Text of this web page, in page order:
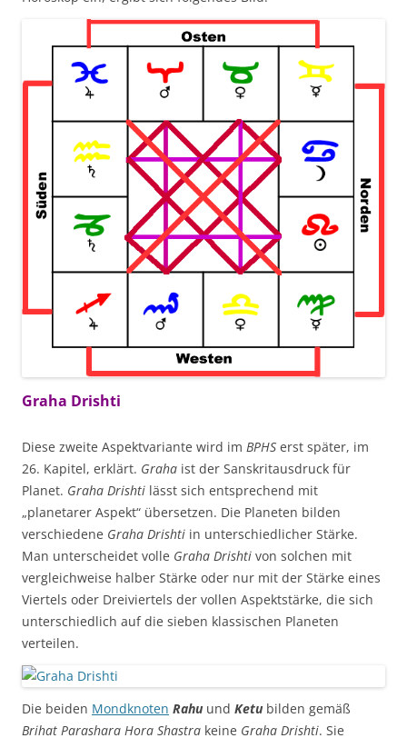
Graha Drishti
Diese zweite Aspektvariante wird im BPHS erst später, im
26. Kapitel, erklärt. Graha ist der Sanskritausdruck für
Planet. Graha Drishti lässt sich entsprechend mit
„planetarer Aspekt“ übersetzen. Die Planeten bilden
verschiedene Graha Drishti in unterschiedlicher Stärke.
Man unterscheidet volle Graha Drishti von solchen mit
vergleichweise halber Stärke oder nur mit der Stärke eines
Viertels oder Dreiviertels der vollen Aspektstärke, die sich
unterschiedlich auf die sieben klassischen Planeten
verteilen.
Die beiden Mondknoten Rahu und Ketu bilden gemäß
Brihat Parashara Hora Shastra keine Graha Drishti. Sie